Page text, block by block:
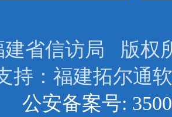
省信访局 版权
持：福建拓尔
公安备案号: